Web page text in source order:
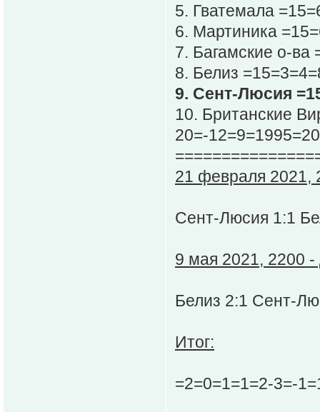
5. Гватемала
6. Мартиника
7. Багамские о-ва
8. Белиз
9. Сент-Люсия
10. Британские
20=-
21 февраля 2021,
Сент-Люсия 1:1
9 мая 2021, 2200
Белиз 2:1 Сент-
Итог:
=2=0=1=1=2-3=-